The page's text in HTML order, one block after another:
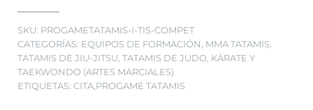
SKU: PROGAMETATAMIS-I-TIS-COMPET
CATEGORÍAS: EQUIPOS DE FORMACIÓN MMA TATAMIS
TATAMIS DE JIU-JITSU TATAMIS DE JUDO, KÁRATE Y
TAEKWONDO (ARTES MARCIALES)
ETIQUETAS: CITA PROGAME TATAMIS